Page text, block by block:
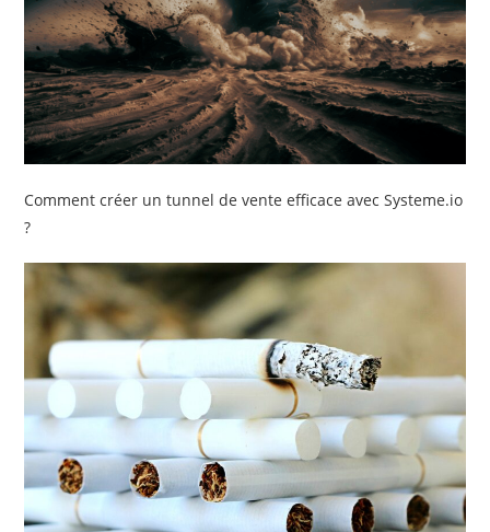
Comment créer un tunnel de vente efficace avec Systeme.io
?